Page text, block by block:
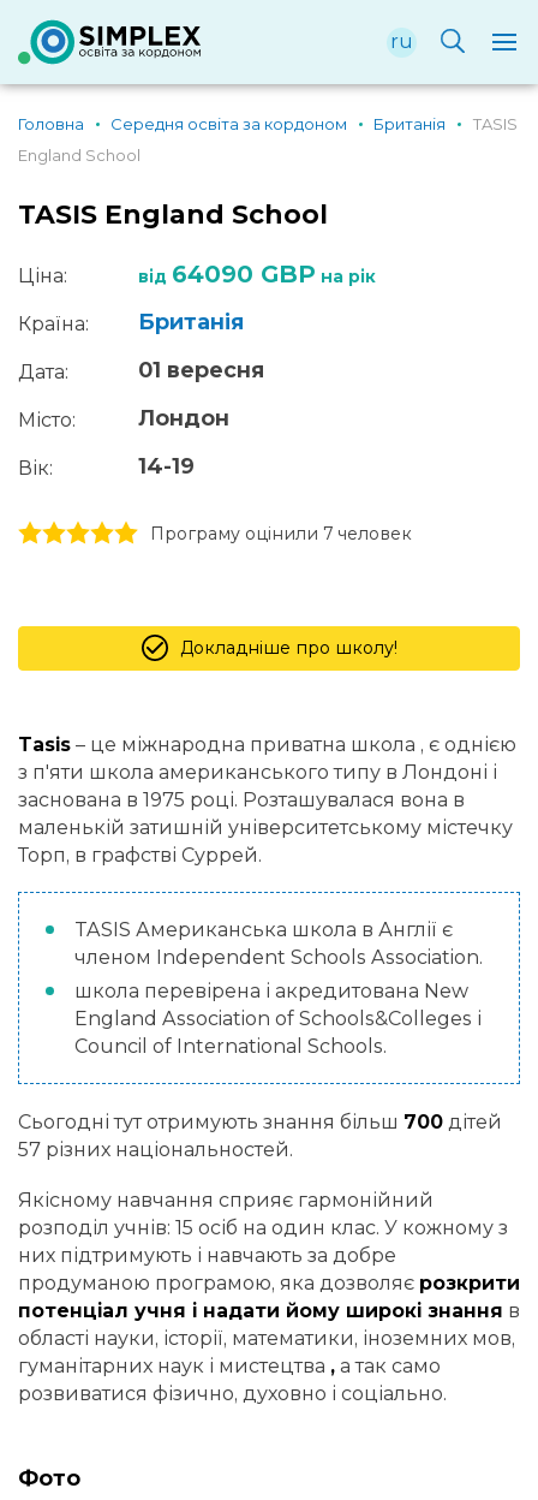
ru
Головна Середня освіта за кордоном Британія
TASIS
England School
TASIS England School
Ціна: від 64090 GBP на рік
Країна: Британія
Дата: 01 вересня
Місто: Лондон
Вік: 14-19
5 stars
4 stars
3 stars
2 stars
1 stars Програму оцінили 7 человек
Докладніше про школу!
Tasis – це міжнародна приватна школа , є однією
з п'яти школа американського типу в Лондоні і
заснована в 1975 році. Розташувалася вона в
маленькій затишній університетському містечку
Торп, в графстві Суррей.
TASIS Американська школа в Англії є
членом Independent Schools Association.
школа перевірена і акредитована New
England Association of Schools&Colleges і
Council of International Schools.
Сьогодні тут отримують знання більш 700 дітей
57 різних національностей.
Якісному навчання сприяє гармонійний
розподіл учнів: 15 осіб на один клас. У кожному з
них підтримують і навчають за добре
продуманою програмою, яка дозволяє розкрити
потенціал учня і надати йому широкі знання в
області науки, історії, математики, іноземних мов,
гуманітарних наук і мистецтва , а так само
розвиватися фізично, духовно і соціально.
Фото